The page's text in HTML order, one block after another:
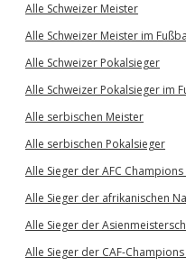
Alle Schweizer Meister
Alle Schweizer Meister im
Alle Schweizer Pokalsieger
Alle Schweizer Pokalsieger im
Alle serbischen Meister
Alle serbischen Pokalsieger
Alle Sieger der AFC
Alle Sieger der afrikanischen
Alle Sieger der
Alle Sieger der CAF-